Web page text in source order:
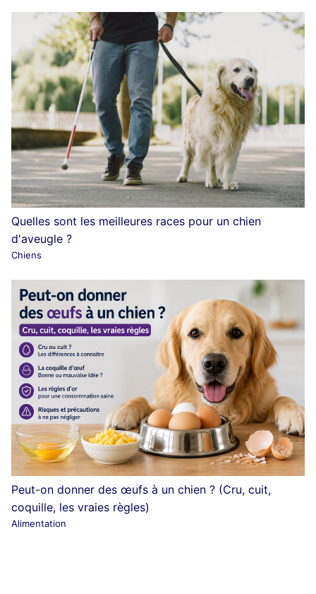
Quelles sont les meilleures races pour un chien
d'aveugle ?
Chiens
Peut-on donner des œufs à un chien ? (Cru, cuit,
coquille, les vraies règles)
Alimentation